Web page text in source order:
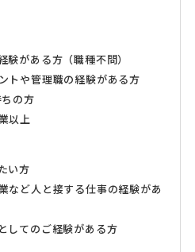
験がある方（職種不問）
トや管理職の経験がある方
の方
以上
い方
など人と接する仕事の経験があ
してのご経験がある方